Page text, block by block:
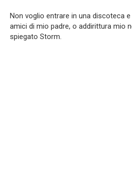
Non voglio entrare in una discoteca
amici di mio padre, o addirittura mio
spiegato Storm.